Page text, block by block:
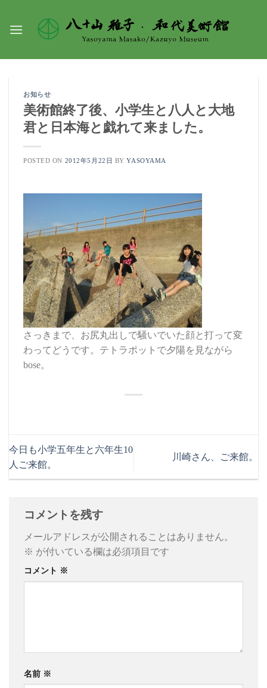
content
お知らせ
美術館終了後、小学生と八人と大地
君と日本海と戯れて来ました。
POSTED ON 2012年5月22日 BYYASOYAMA
さっきまで、お尻丸出しで騒いでいた顔と打って変
わってどうです。テトラポットで夕陽を見ながら
bose。
今日も小学五年生と六年生10
人ご来館。
川崎さん、ご来館。
コメントを残す
メールアドレスが公開されることはありません。
※ が付いている欄は必須項目です
コメント ※
名前 ※